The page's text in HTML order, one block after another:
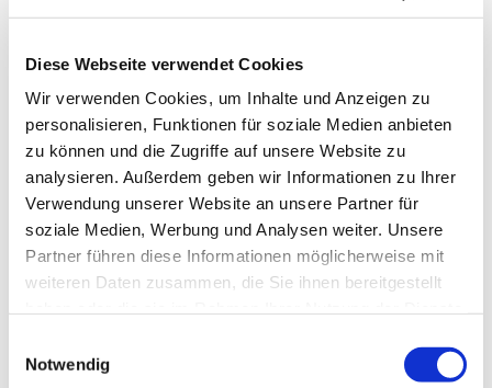
Diese Webseite verwendet Cookies
Wir verwenden Cookies, um Inhalte und Anzeigen zu
personalisieren, Funktionen für soziale Medien anbieten
zu können und die Zugriffe auf unsere Website zu
analysieren. Außerdem geben wir Informationen zu Ihrer
Verwendung unserer Website an unsere Partner für
soziale Medien, Werbung und Analysen weiter. Unsere
Partner führen diese Informationen möglicherweise mit
weiteren Daten zusammen, die Sie ihnen bereitgestellt
Notwendig
Dies könnte Sie auch
interessieren